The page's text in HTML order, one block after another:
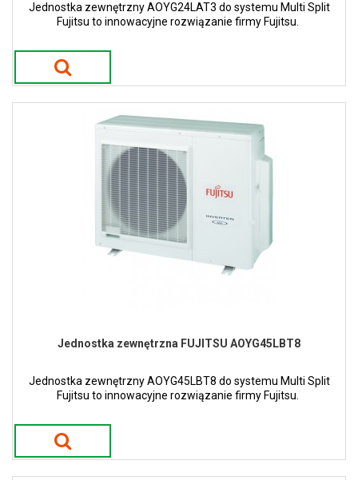
Jednostka zewnętrzny AOYG24LAT3 do systemu Multi Split
Fujitsu to innowacyjne rozwiązanie firmy Fujitsu.
Jednostka zewnętrzna FUJITSU AOYG45LBT8
Jednostka zewnętrzny AOYG45LBT8 do systemu Multi Split
Fujitsu to innowacyjne rozwiązanie firmy Fujitsu.